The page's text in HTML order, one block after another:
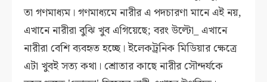
তা গণমাধ্যম। গণমাধ্যমে নারীর এ পদচারণা মানে এই নয়,
এখানে নারীরা বুঝি খুব এগিয়েছে; বরং উল্টো_ এখানে
নারীরা বেশি ব্যবহৃত হচ্ছে। ইলেকট্রনিক মিডিয়ার ক্ষেত্রে
এটা খুবই সত্য কথা। শ্রোতার কাছে নারীর সৌন্দর্যকে